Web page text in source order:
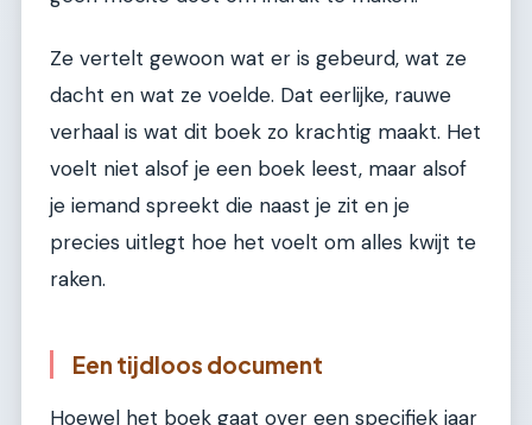
Ze vertelt gewoon wat er is gebeurd, wat ze
dacht en wat ze voelde. Dat eerlijke, rauwe
verhaal is wat dit boek zo krachtig maakt. Het
voelt niet alsof je een boek leest, maar alsof
je iemand spreekt die naast je zit en je
precies uitlegt hoe het voelt om alles kwijt te
raken.
Een tijdloos document
Hoewel het boek gaat over een specifiek jaar